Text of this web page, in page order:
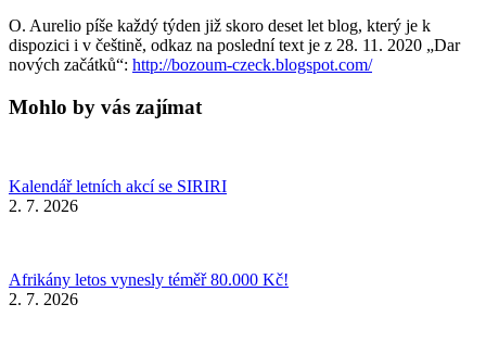
O. Aurelio píše každý týden již skoro deset let blog, který je k
dispozici i v češtině, odkaz na poslední text je z 28. 11. 2020 „Dar
nových začátků“: http://bozoum-czeck.blogspot.com/
Mohlo by vás zajímat
Kalendář letních akcí se SIRIRI
2. 7. 2026
Afrikány letos vynesly téměř 80.000 Kč!
2. 7. 2026